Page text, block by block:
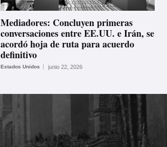
Mediadores: Concluyen primeras
conversaciones entre EE.UU. e Irán, se
acordó hoja de ruta para acuerdo
definitivo
Estados Unidos junio 22, 2026